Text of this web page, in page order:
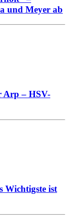
und Meyer ab
Arp – HSV-
Wichtigste ist